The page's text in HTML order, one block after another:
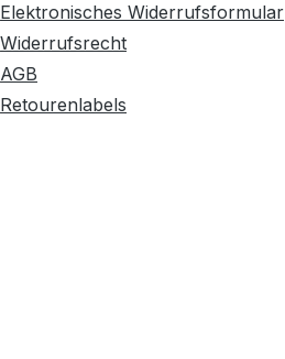
Elektronisches Widerrufsformular
Widerrufsrecht
AGB
Retourenlabels